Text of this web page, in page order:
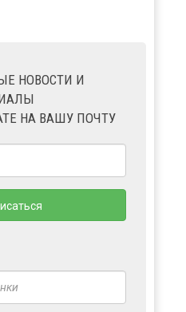
НОВОСТИ И
НА ВАШУ ПОЧТУ